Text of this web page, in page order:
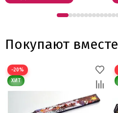
Покупают вместе
−20%